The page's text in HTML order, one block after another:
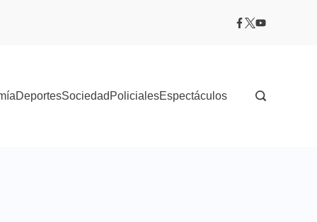
DeportesSociedad PolicialesEspectáculos